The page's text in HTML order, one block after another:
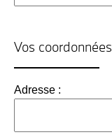
Vos coordonnées
Adresse :